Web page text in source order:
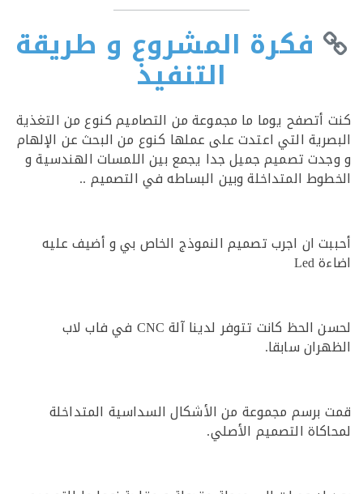
فكرة المشروع و طريقة
التنفيذ
يوما ما مجموعة من التصاميم كنوع من التغذية
التي اعتدت على عملها كنوع من البحث عن الإلهام
تصميم جميل جدا يجمع بين اللمسات الهندسية و
المتداخلة وبين البساطه في التصميم ..
ان اجرب تصميم النموذج الخاص بي و أضيف عليه
لحسن الحظ كانت تتوفر لدينا آلة CNC في فاب لاب
سابقا.
مجموعة من الأشكال السداسية المتداخلة
التصميم الأصلي.